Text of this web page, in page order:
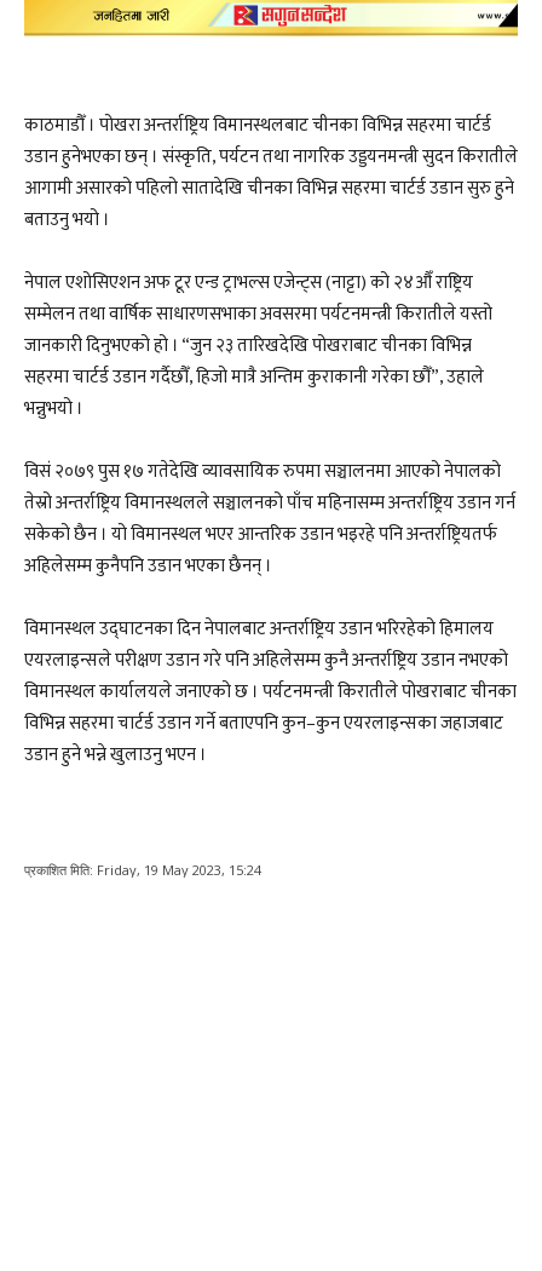
काठमाडौँ । पोखरा अन्तर्राष्ट्रिय विमानस्थलबाट चीनका विभिन्न सहरमा चार्टर्ड
उडान हुनेभएका छन् । संस्कृति, पर्यटन तथा नागरिक उड्डयनमन्त्री सुदन किरातीले
आगामी असारको पहिलो सातादेखि चीनका विभिन्न सहरमा चार्टर्ड उडान सुरु हुने
बताउनु भयो ।
नेपाल एशोसिएशन अफ टूर एन्ड ट्राभल्स एजेन्ट्स (नाट्टा) को २४औँ राष्ट्रिय
सम्मेलन तथा वार्षिक साधारणसभाका अवसरमा पर्यटनमन्त्री किरातीले यस्तो
जानकारी दिनुभएको हो । “जुन २३ तारिखदेखि पोखराबाट चीनका विभिन्न
सहरमा चार्टर्ड उडान गर्दैछौँ, हिजो मात्रै अन्तिम कुराकानी गरेका छौँ”, उहाले
भन्नुभयो ।
विसं २०७९ पुस १७ गतेदेखि व्यावसायिक रुपमा सञ्चालनमा आएको नेपालको
तेस्रो अन्तर्राष्ट्रिय विमानस्थलले सञ्चालनको पाँच महिनासम्म अन्तर्राष्ट्रिय उडान गर्न
सकेको छैन । यो विमानस्थल भएर आन्तरिक उडान भइरहे पनि अन्तर्राष्ट्रियतर्फ
अहिलेसम्म कुनैपनि उडान भएका छैनन् ।
विमानस्थल उद्घाटनका दिन नेपालबाट अन्तर्राष्ट्रिय उडान भरिरहेको हिमालय
एयरलाइन्सले परीक्षण उडान गरे पनि अहिलेसम्म कुनै अन्तर्राष्ट्रिय उडान नभएको
विमानस्थल कार्यालयले जनाएको छ । पर्यटनमन्त्री किरातीले पोखराबाट चीनका
विभिन्न सहरमा चार्टर्ड उडान गर्ने बताएपनि कुन–कुन एयरलाइन्सका जहाजबाट
उडान हुने भन्ने खुलाउनु भएन ।
प्रकाशित मिति: Friday, 19 May 2023, 15:24